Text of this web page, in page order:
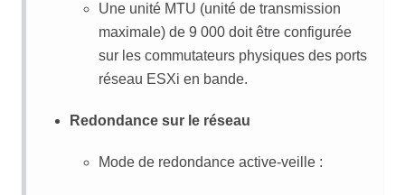
Une unité MTU (unité de transmission
maximale) de 9 000 doit être configurée
sur les commutateurs physiques des ports
réseau ESXi en bande.
Redondance sur le réseau
Mode de redondance active-veille :